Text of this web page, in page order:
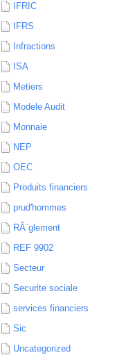
IFRIC
IFRS
Infractions
ISA
Metiers
Modele Audit
Monnaie
NEP
OEC
Produits financiers
prud'hommes
RÃ¨glement
REF 9902
Secteur
Securite sociale
services financiers
Sic
Uncategorized